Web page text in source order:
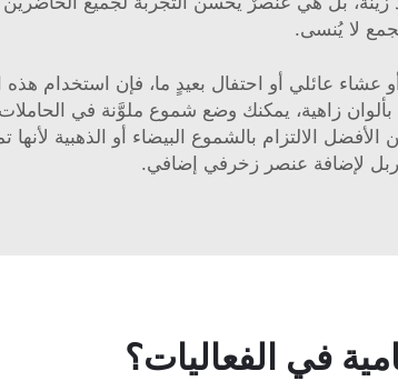
لا يُنسى.
عائلي أو احتفال بعيدٍ ما، فإن استخدام
بألوان زاهية، يمكنك وضع شموع ملوَّنة في
الالتزام بالشموع البيضاء أو الذهبية لأنها
لإضافة عنصر زخرفي إضافي.
في الفعاليات؟